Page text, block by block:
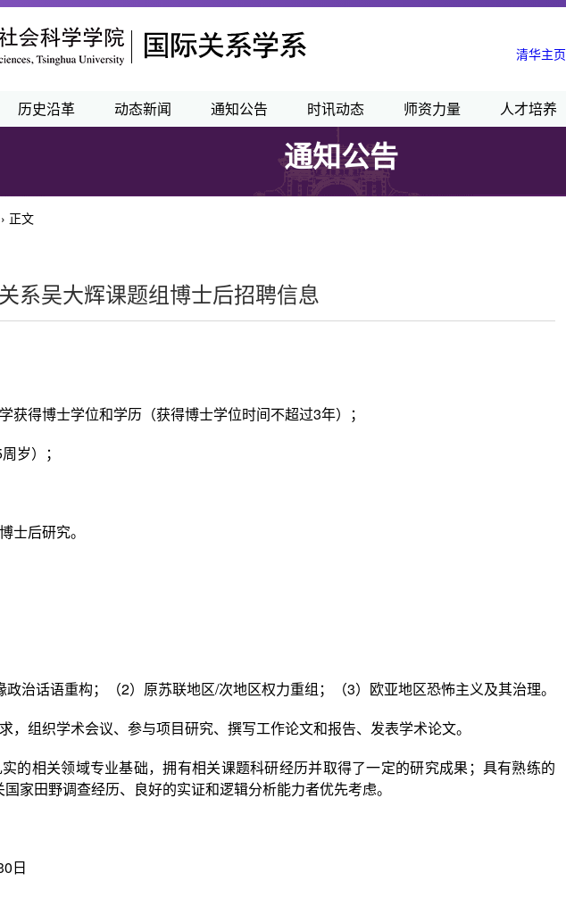
清华主页
历史沿革 动态新闻 通知公告 时讯动态 师资力量 人才培养
通知公告
› 正文
系吴大辉课题组博士后招聘信息
获得博士学位和学历（获得博士学位时间不超过3年）；
周岁）；
士后研究。
政治话语重构；（2）原苏联地区/次地区权力重组；（3）欧亚地区恐怖主义及其治理。
，组织学术会议、参与项目研究、撰写工作论文和报告、发表学术论文。
的相关领域专业基础，拥有相关课题科研经历并取得了一定的研究成果；具有熟练的
家田野调查经历、良好的实证和逻辑分析能力者优先考虑。
日